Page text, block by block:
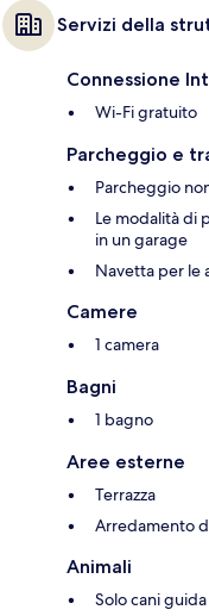
Servizi della
Connessione
Wi-Fi gratuito
Parcheggio e
Parcheggio
Le modalità di
in un garage
Navetta per le
Camere
1 camera
Bagni
1 bagno
Aree esterne
Terrazza
Arredamento
Animali
Solo cani